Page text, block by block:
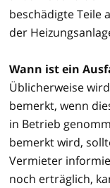
beschädigte Teile
der
Wann ist ein
Üblicherweise
bemerkt, wenn
in Betrieb
bemerkt wird,
Vermieter
noch erträglich,